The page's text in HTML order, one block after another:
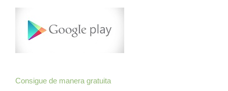
Consigue de manera gratuita